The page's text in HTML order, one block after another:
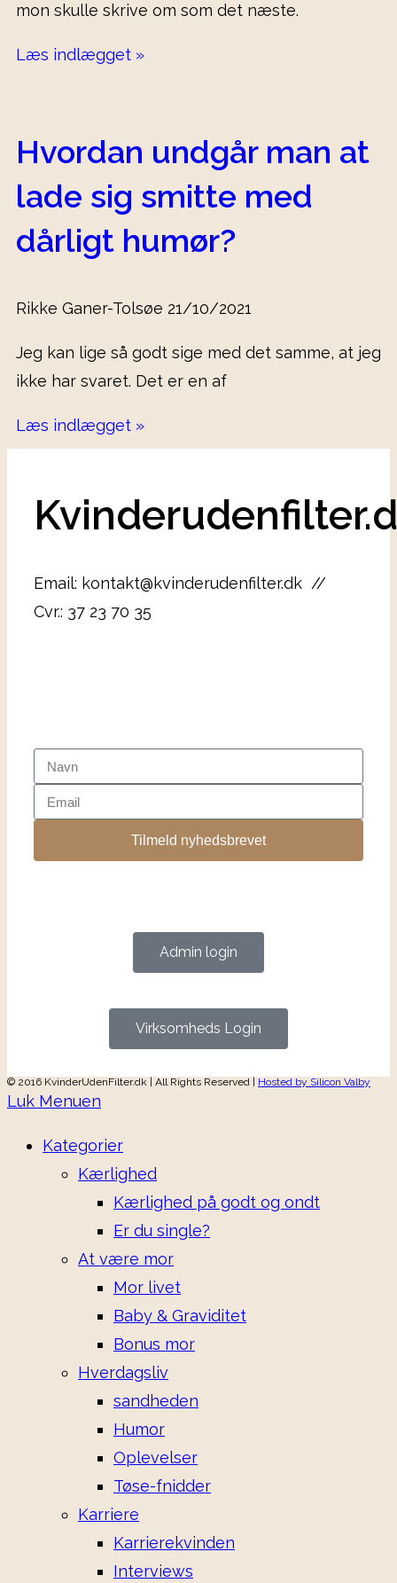
mon skulle skrive om som det næste.
Læs indlægget »
Hvordan undgår man at
lade sig smitte med
dårligt humør?
Rikke Ganer-Tolsøe 21/10/2021
Jeg kan lige så godt sige med det samme, at jeg
ikke har svaret. Det er en af
Læs indlægget »
Email: kontakt@kvinderudenfilter.dk //
Cvr.: 37 23 70 35
Tilmeld nyhedsbrevet
Virksomheds Login
Admin login
© 2016 KvinderUdenFilter.dk | All Rights Reserved | Hosted by Silicon Valby
Luk Menuen
Kategorier
Kærlighed
Kærlighed på godt og ondt
Er du single?
At være mor
Mor livet
Baby & Graviditet
Bonus mor
Hverdagsliv
sandheden
Humor
Oplevelser
Tøse-fnidder
Karriere
Karrierekvinden
Interviews